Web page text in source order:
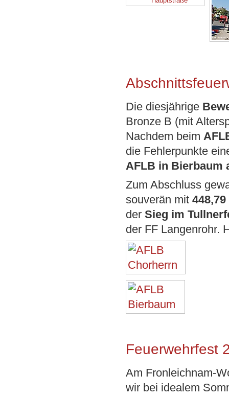
Die diesjährige
Bronze B (mit
Nachdem beim
die Fehlerpunkte
AFLB in Bierbaum
Zum Abschluss
souverän mit
derSieg im
der FF Langenrohr.
Feuerwehrfest
Am Fronleichnam-
wir bei idealem